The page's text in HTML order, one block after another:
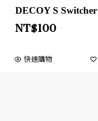
DECOY S
NT$100
快速購物